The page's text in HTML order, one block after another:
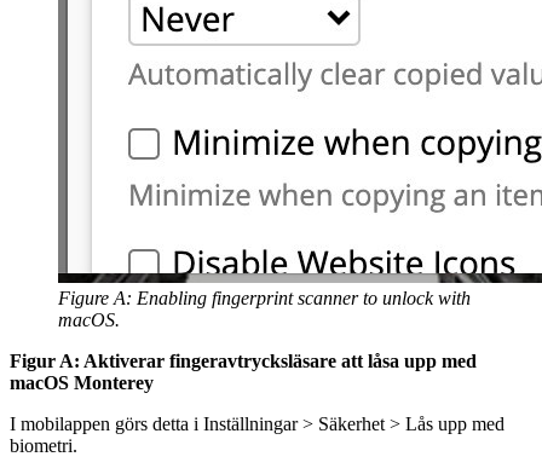
Figure A: Enabling fingerprint scanner to unlock with
macOS.
Figur A: Aktiverar fingeravtrycksläsare att låsa upp med
macOS Monterey
I mobilappen görs detta i Inställningar > Säkerhet > Lås upp med
biometri.